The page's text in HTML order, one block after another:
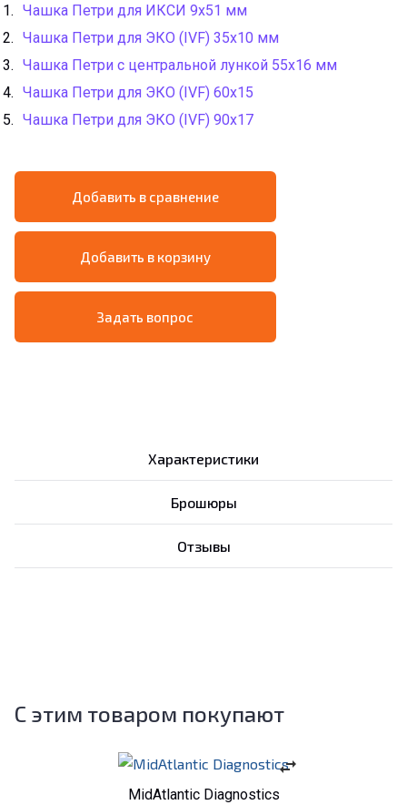
Чашка Петри для ИКСИ 9x51 мм
Чашка Петри для ЭКО (IVF) 35x10 мм
Чашка Петри с центральной лункой 55x16 мм
Чашка Петри для ЭКО (IVF) 60х15
Чашка Петри для ЭКО (IVF) 90х17
Добавить в сравнение
Добавить в корзину
Задать вопрос
Характеристики
Брошюры
Отзывы
С этим товаром покупают
swap_horiz
MidAtlantic Diagnostics